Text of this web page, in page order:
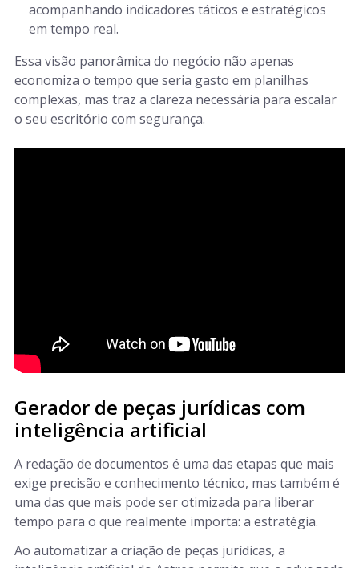
acompanhando indicadores táticos e estratégicos
em tempo real.
Essa visão panorâmica do negócio não apenas
economiza o tempo que seria gasto em planilhas
complexas, mas traz a clareza necessária para escalar
o seu escritório com segurança.
Gerador de peças jurídicas com
inteligência artificial
A redação de documentos é uma das etapas que mais
exige precisão e conhecimento técnico, mas também é
uma das que mais pode ser otimizada para liberar
tempo para o que realmente importa: a estratégia.
Ao automatizar a criação de peças jurídicas, a